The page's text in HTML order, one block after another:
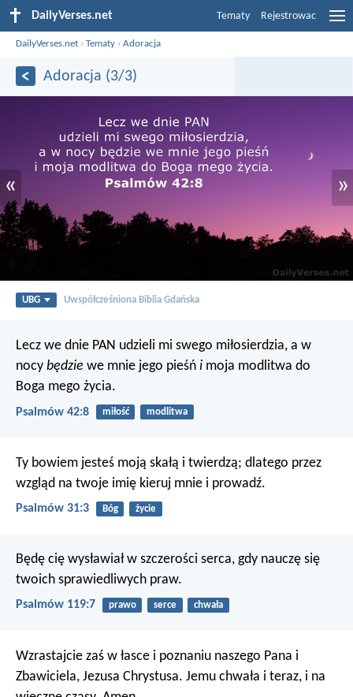
DailyVerses.net Tematy Rejestrowac
DailyVerses.net ›Tematy ›Adoracja
Adoracja (3/3)
« »
UBG Uwspółcześniona Biblia Gdańska
Lecz we dnie PAN udzieli mi swego miłosierdzia, a w
nocy będzie we mnie jego pieśń i moja modlitwa do
Boga mego życia.
Psalmów 42:8 miłość modlitwa
Ty bowiem jesteś moją skałą i twierdzą; dlatego przez
wzgląd na twoje imię kieruj mnie i prowadź.
Psalmów 31:3 Bóg życie
Będę cię wysławiał w szczerości serca, gdy nauczę się
twoich sprawiedliwych praw.
Psalmów 119:7 prawo serce chwała
Wzrastajcie zaś w łasce i poznaniu naszego Pana i
Zbawiciela, Jezusa Chrystusa. Jemu chwała i teraz, i na